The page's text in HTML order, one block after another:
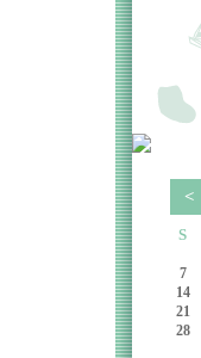
<
S
7
14
21
28